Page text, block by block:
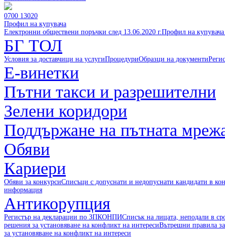
0700 13020
Профил на купувача
Електронни обществени поръчки след 13.06.2020 г.Профил на
БГ ТОЛ
Условия за доставчици на услугиПроцедуриОбразци на документи
Е-винетки
Пътни такси и разрешителни
Зелени коридори
Поддържане на пътната
Обяви
Кариери
Обяви за конкурсиСписъци с допуснати и недопуснати кандидати в
информация
Антикорупция
Регистър на декларации по ЗПКОНПИСписък на лицата, неподали в
решения за установяване на конфликт на интересиВътрешни правила
за установяване на конфликт на интереси